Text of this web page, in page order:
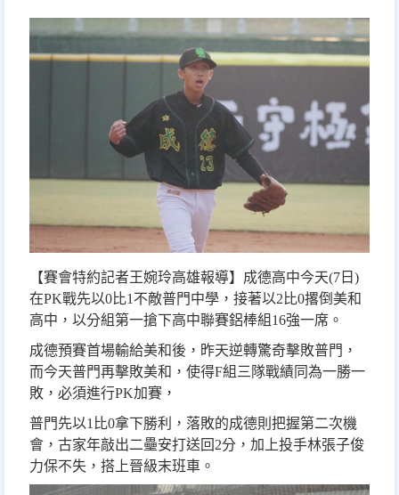
【賽會特約記者王婉玲高雄報導】成德高中今天(7日)
在PK戰先以0比1不敵普門中學，接著以2比0撂倒美和
高中，以分組第一搶下高中聯賽鋁棒組16強一席。
成德預賽首場輸給美和後，昨天逆轉驚奇擊敗普門，
而今天普門再擊敗美和，使得F組三隊戰績同為一勝一
敗，必須進行PK加賽，
普門先以1比0拿下勝利，落敗的成德則把握第二次機
會，古家年敲出二壘安打送回2分，加上投手林張子俊
力保不失，搭上晉級末班車。